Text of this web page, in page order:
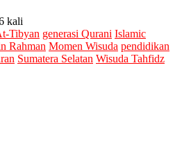
kali
Tibyan generasi Qurani Islamic
Rahman Momen Wisuda pendidikan
Sumatera Selatan Wisuda Tahfidz